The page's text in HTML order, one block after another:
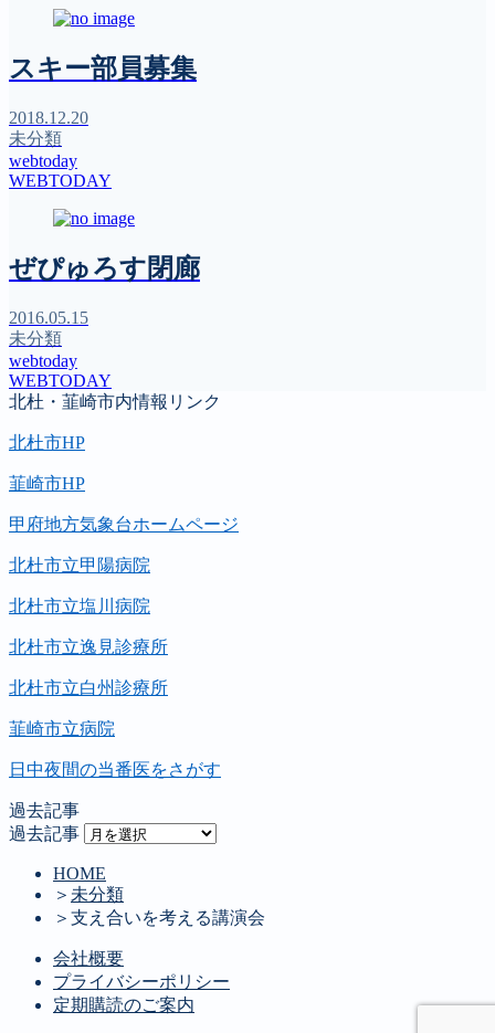
スキー部員募集
2018.12.20
未分類
webtoday
WEBTODAY
ぜぴゅろす閉廊
2016.05.15
未分類
webtoday
WEBTODAY
北杜・韮崎市内情報リンク
北杜市HP
韮崎市HP
甲府地方気象台ホームページ
北杜市立甲陽病院
北杜市立塩川病院
北杜市立逸見診療所
北杜市立白州診療所
韮崎市立病院
日中夜間の当番医をさがす
過去記事
過去記事
HOME
＞ 未分類
＞ 支え合いを考える講演会
会社概要
プライバシーポリシー
定期購読のご案内